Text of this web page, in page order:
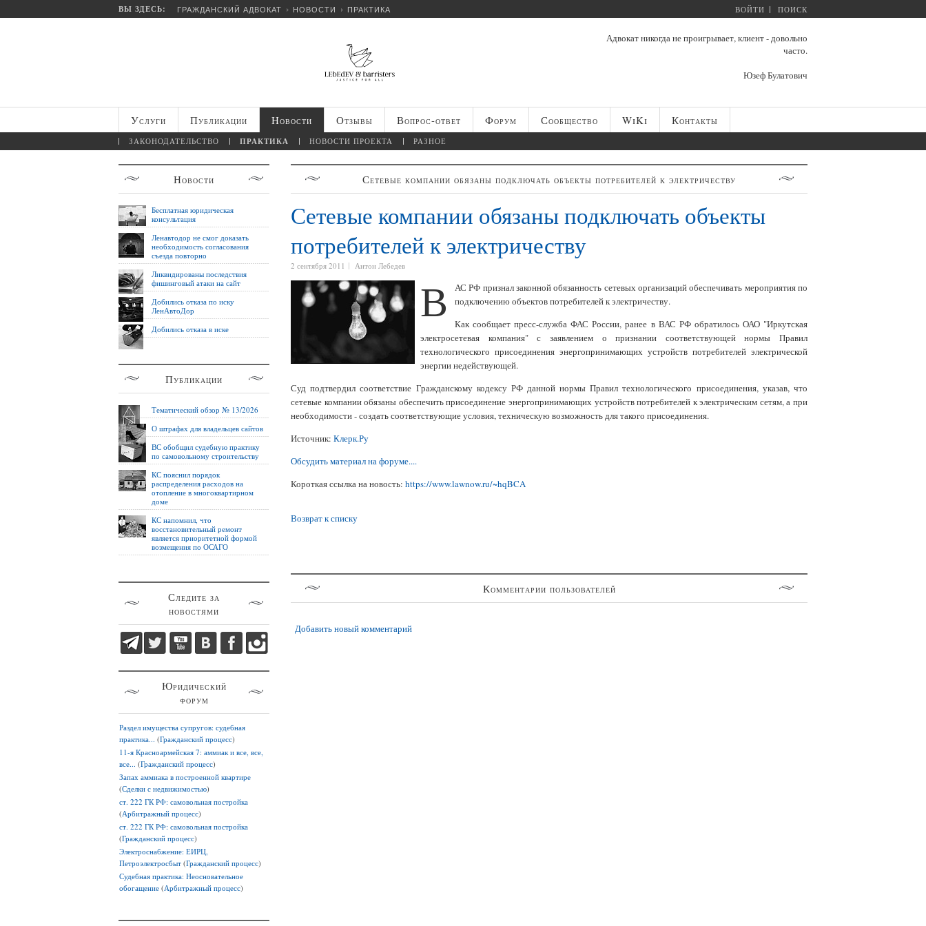
ВЫ ЗДЕСЬ: ГРАЖДАНСКИЙ АДВОКАТ НОВОСТИ ПРАКТИКА ВОЙТИ ПОИСК
Адвокат никогда не проигрывает, клиент - довольно
часто.
Юзеф Булатович
Услуги Публикации Новости Отзывы Вопрос-ответ Форум Сообщество WiKi Контакты
ЗАКОНОДАТЕЛЬСТВО ПРАКТИКА НОВОСТИ ПРОЕКТА РАЗНОЕ
Сетевые компании обязаны подключать объекты потребителей к электричеству
Сетевые компании обязаны подключать объекты
потребителей к электричеству
2 сентября 2011 Антон Лебедев
В
АС РФ признал законной обязанность сетевых организаций обеспечивать мероприятия по
подключению объектов потребителей к электричеству.
Как сообщает пресс-служба ФАС России, ранее в ВАС РФ обратилось ОАО "Иркутская
электросетевая компания" с заявлением о признании соответствующей нормы Правил
технологического присоединения энергопринимающих устройств потребителей электрической
энергии недействующей.
Суд подтвердил соответствие Гражданскому кодексу РФ данной нормы Правил технологического присоединения, указав, что
сетевые компании обязаны обеспечить присоединение энергопринимающих устройств потребителей к электрическим сетям, а при
необходимости - создать соответствующие условия, техническую возможность для такого присоединения.
Источник: Клерк.Ру
Обсудить материал на форуме....
Короткая ссылка на новость: https://www.lawnow.ru/~hqBCA
Возврат к списку
Комментарии пользователей
Добавить новый комментарий
Новости
Бесплатная юридическая
консультация
Ленавтодор не смог доказать
необходимость согласования
съезда повторно
Ликвидированы последствия
фишинговый атаки на сайт
Добились отказа по иску
ЛенАвтоДор
Добились отказа в иске
Публикации
Тематический обзор № 13/2026
О штрафах для владельцев сайтов
ВС обобщил судебную практику
по самовольному строительству
КС пояснил порядок
распределения расходов на
отопление в многоквартирном
доме
КС напомнил, что
восстановительный ремонт
является приоритетной формой
возмещения по ОСАГО
Следите за
новостями
Юридический
форум
Раздел имущества супругов: судебная
практика... (Гражданский процесс)
11-я Красноармейская 7: аммиак и все, все,
все... (Гражданский процесс)
Запах аммиака в построенной квартире
(Сделки с недвижимостью)
ст. 222 ГК РФ: самовольная постройка
(Арбитражный процесс)
ст. 222 ГК РФ: самовольная постройка
(Гражданский процесс)
Электроснабжение: ЕИРЦ,
Петроэлектросбыт (Гражданский процесс)
Судебная практика: Неосновательное
обогащение (Арбитражный процесс)